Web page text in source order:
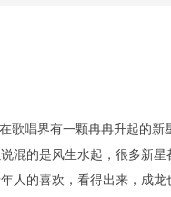
歌唱界有一颗冉冉升起的
混的是风生水起，很多新
人的喜欢，看得出来，成龙